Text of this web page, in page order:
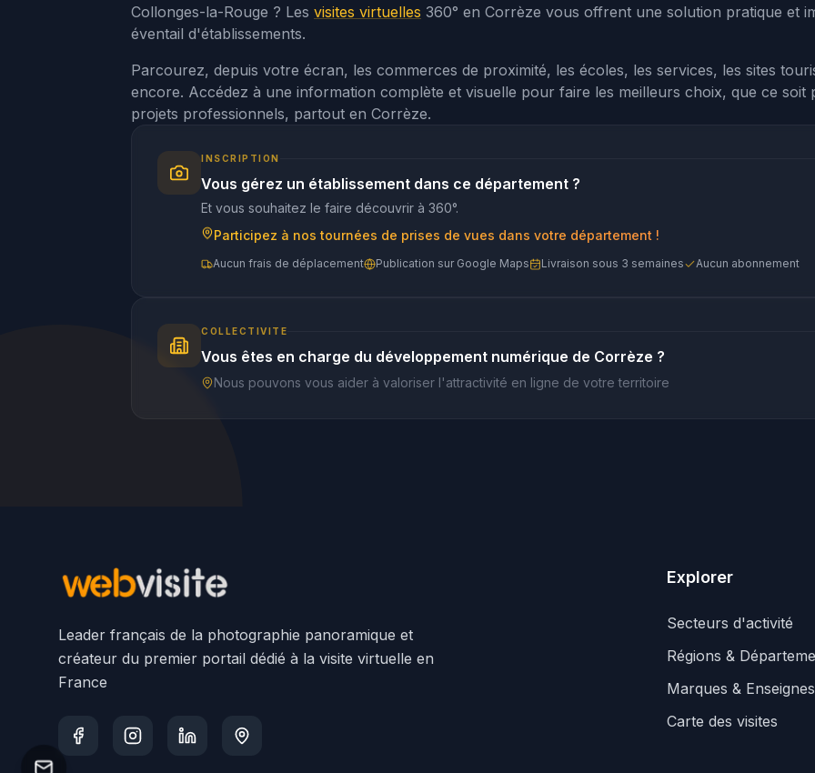
Collonges-la-Rouge ? Les visites virtuelles 360° en Corrèze vous offrent une solution pratique et
éventail d'établissements.
Parcourez, depuis votre écran, les commerces de proximité, les écoles, les services, les sites
encore. Accédez à une information complète et visuelle pour faire les meilleurs choix, que ce
projets professionnels, partout en Corrèze.
INSCRIPTION
Vous gérez un établissement dans ce département ?
Et vous souhaitez le faire découvrir à 360°.
Participez à nos tournées de prises de vues dans votre département !
Aucun frais de déplacement Publication sur Google Maps Livraison sous 3 semaines Aucun abonnement
COLLECTIVITE
Vous êtes en charge du développement numérique de Corrèze ?
Nous pouvons vous aider à valoriser l'attractivité en ligne de votre territoire
Leader français de la photographie panoramique et
créateur du premier portail dédié à la visite virtuelle en
France
Explorer
Secteurs d'activité
Régions &
Marques & Enseignes
Carte des visites